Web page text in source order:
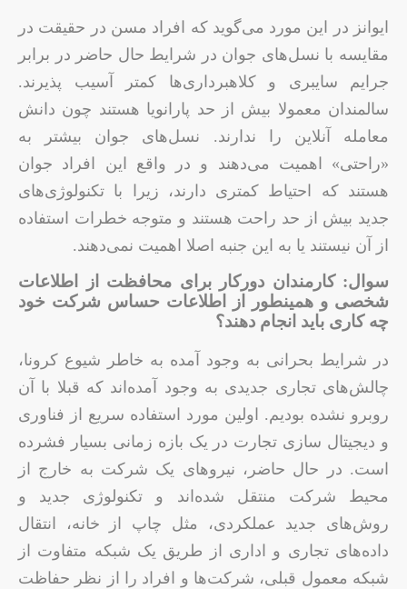
ایوانز در این مورد می‌گوید که افراد مسن در حقیقت در
مقایسه با نسل‌های جوان در شرایط حال حاضر در برابر
جرایم سایبری و کلاهبرداری‌ها کمتر آسیب پذیرند.
سالمندان معمولا بیش از حد پارانویا هستند چون دانش
معامله آنلاین را ندارند. نسل‌های جوان بیشتر به
«راحتی» اهمیت می‌دهند و در واقع این افراد جوان
هستند که احتیاط کمتری دارند، زیرا با تکنولوژی‌های
جدید بیش از حد راحت هستند و متوجه خطرات استفاده
از آن نیستند یا به این جنبه اصلا اهمیت نمی‌دهند.
سوال: کارمندان دورکار برای محافظت از اطلاعات
شخصی و همینطور از اطلاعات حساس شرکت خود
چه کاری باید انجام دهند؟
در شرایط بحرانی به وجود آمده به خاطر شیوع کرونا،
چالش‌های تجاری جدیدی به وجود آمده‌اند که قبلا با آن
روبرو نشده بودیم. اولین مورد استفاده سریع از فناوری
و دیجیتال سازی تجارت در یک بازه زمانی بسیار فشرده
است. در حال حاضر، نیروهای یک شرکت به خارج از
محیط شرکت منتقل شده‌اند و تکنولوژی جدید و
روش‌های جدید عملکردی، مثل چاپ از خانه، انتقال
داده‌های تجاری و اداری از طریق یک شبکه متفاوت از
شبکه معمول قبلی، شرکت‌ها و افراد را از نظر حفاظت